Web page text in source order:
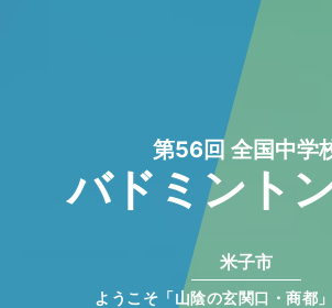
第56回 全国中学
バドミント
米子市
ようこそ「山陰の玄関口・商都